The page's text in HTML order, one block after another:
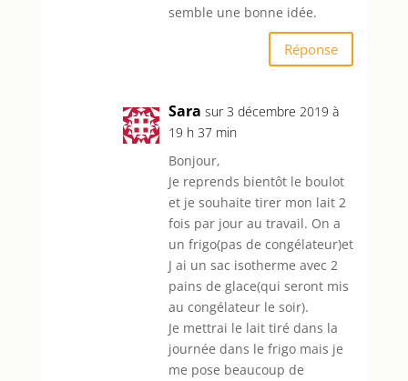
semble une bonne idée.
Réponse
Sara sur 3 décembre 2019 à
19 h 37 min
Bonjour,
Je reprends bientôt le boulot
et je souhaite tirer mon lait 2
fois par jour au travail. On a
un frigo(pas de congélateur)et
J ai un sac isotherme avec 2
pains de glace(qui seront mis
au congélateur le soir).
Je mettrai le lait tiré dans la
journée dans le frigo mais je
me pose beaucoup de